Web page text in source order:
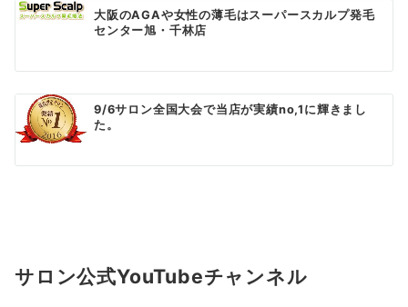
大阪のAGAや女性の薄毛はスーパースカルプ発毛
センター旭・千林店
9/6サロン全国大会で当店が実績no,1に輝きまし
た。
サロン公式YouTubeチャンネル